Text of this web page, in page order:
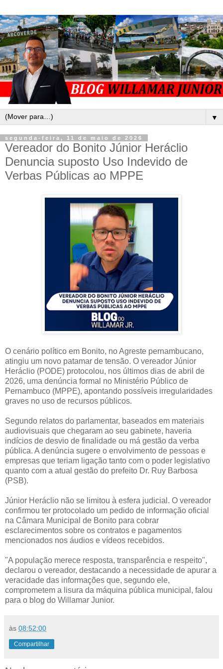
▼
segunda-feira, 11 de maio de 2026
Vereador do Bonito Júnior Heráclio
Denuncia suposto Uso Indevido de
Verbas Públicas ao MPPE
O cenário político em Bonito, no Agreste pernambucano,
atingiu um novo patamar de tensão. O vereador Júnior
Heráclio (PODE) protocolou, nos últimos dias de abril de
2026, uma denúncia formal no Ministério Público de
Pernambuco (MPPE), apontando possíveis irregularidades
graves no uso de recursos públicos.
Segundo relatos do parlamentar, baseados em materiais
audiovisuais que chegaram ao seu gabinete, haveria
indícios de desvio de finalidade ou má gestão da verba
pública. A denúncia sugere o envolvimento de pessoas e
empresas que teriam ligação tanto com o poder legislativo
quanto com a atual gestão do prefeito Dr. Ruy Barbosa
(PSB).
Júnior Heráclio não se limitou à esfera judicial. O vereador
confirmou ter protocolado um pedido de informação oficial
na Câmara Municipal de Bonito para cobrar
esclarecimentos sobre os contratos e pagamentos
mencionados nos áudios e vídeos recebidos.
"A população merece resposta, transparência e respeito",
declarou o vereador, destacando a necessidade de apurar a
veracidade das informações que, segundo ele,
comprometem a lisura da máquina pública municipal, falou
para o blog do Willamar Junior.
às 08:52:00
Compartilhar